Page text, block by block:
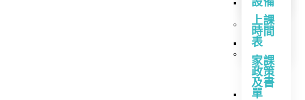
上課
時間
表
家課
政策
及書
單
投訴
指引
聯絡
我們